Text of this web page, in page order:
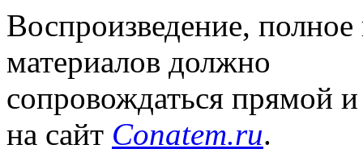
Воспроизведение,
материалов должно
сопровождаться прямой
на сайт Conatem.ru.